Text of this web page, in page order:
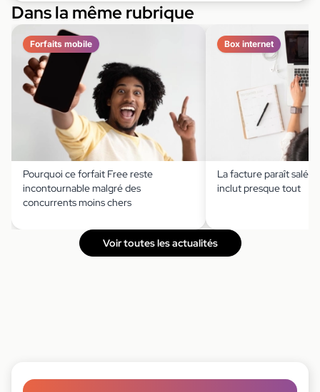
Dans la même rubrique
Forfaits mobile
Pourquoi ce forfait Free reste
incontournable malgré des
concurrents moins chers
Box internet
La facture paraît
inclut presque tout
Voir toutes les actualités